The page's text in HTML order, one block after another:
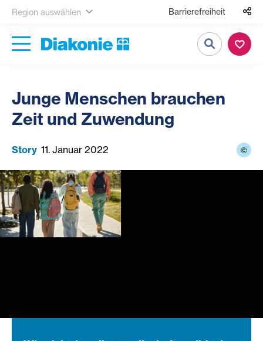
Region auswählen Barrierefreiheit
Suche
Junge Menschen brauchen
Zeit und Zuwendung
Story 11. Januar 2022 ©